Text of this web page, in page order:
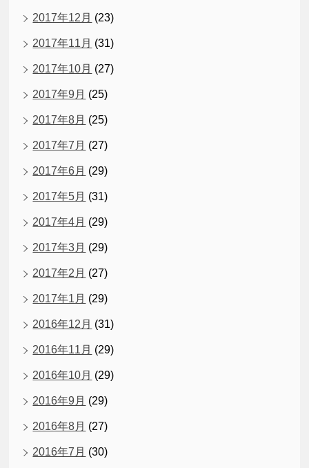
2017年12月 (23)
2017年11月 (31)
2017年10月 (27)
2017年9月 (25)
2017年8月 (25)
2017年7月 (27)
2017年6月 (29)
2017年5月 (31)
2017年4月 (29)
2017年3月 (29)
2017年2月 (27)
2017年1月 (29)
2016年12月 (31)
2016年11月 (29)
2016年10月 (29)
2016年9月 (29)
2016年8月 (27)
2016年7月 (30)